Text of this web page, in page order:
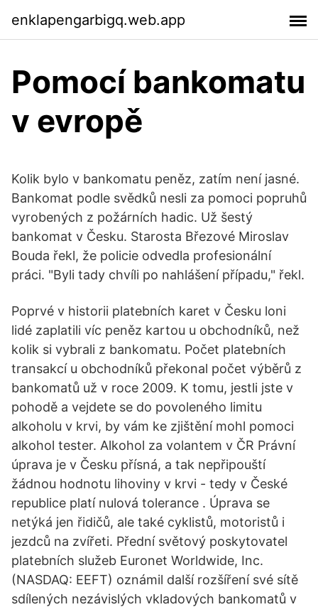
enklapengarbigq.web.app
Pomocí bankomatu
v evropě
Kolik bylo v bankomatu peněz, zatím není jasné.
Bankomat podle svědků nesli za pomoci popruhů
vyrobených z požárních hadic. Už šestý
bankomat v Česku. Starosta Březové Miroslav
Bouda řekl, že policie odvedla profesionální
práci. "Byli tady chvíli po nahlášení případu," řekl.
Poprvé v historii platebních karet v Česku loni
lidé zaplatili víc peněz kartou u obchodníků, než
kolik si vybrali z bankomatu. Počet platebních
transakcí u obchodníků překonal počet výběrů z
bankomatů už v roce 2009. K tomu, jestli jste v
pohodě a vejdete se do povoleného limitu
alkoholu v krvi, by vám ke zjištění mohl pomoci
alkohol tester. Alkohol za volantem v ČR Právní
úprava je v Česku přísná, a tak nepřipouští
žádnou hodnotu lihoviny v krvi - tedy v České
republice platí nulová tolerance . Úprava se
netýká jen řidičů, ale také cyklistů, motoristů i
jezdců na zvířeti. Přední světový poskytovatel
platebních služeb Euronet Worldwide, Inc.
(NASDAQ: EEFT) oznámil další rozšíření své sítě
sdílených nezávislých vkladových bankomatů v